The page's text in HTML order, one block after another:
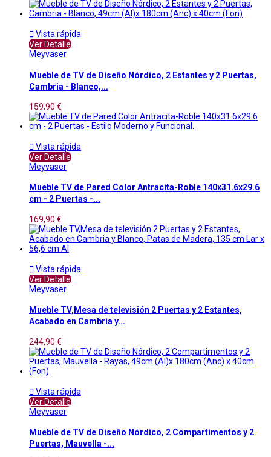
 Vista rápida
Ver Detalle
Meyvaser
Mueble de TV de Diseño Nórdico, 2 Estantes y 2 Puertas,
Cambria - Blanco,...
159,90 €
 Vista rápida
Ver Detalle
Meyvaser
Mueble TV de Pared Color Antracita-Roble 140x31.6x29.6
cm - 2 Puertas -...
169,90 €
 Vista rápida
Ver Detalle
Meyvaser
Mueble TV,Mesa de televisión 2 Puertas y 2 Estantes,
Acabado en Cambria y...
244,90 €
 Vista rápida
Ver Detalle
Meyvaser
Mueble de TV de Diseño Nórdico, 2 Compartimentos y 2
Puertas, Mauvella -...